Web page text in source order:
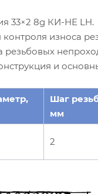
33×2 8g КИ-НЕ LH.
износа
резьбовых
и
Шаг
мм
2